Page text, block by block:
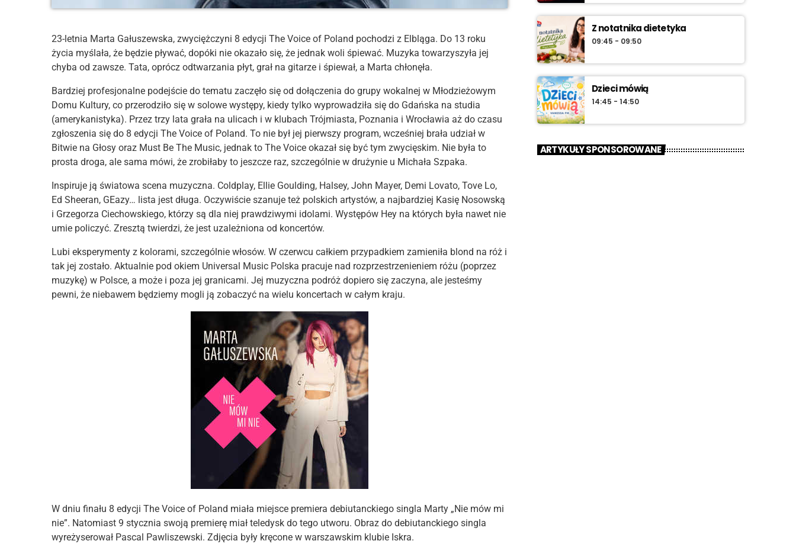
23-letnia Marta Gałuszewska, zwyciężczyni 8 edycji The Voice of Poland pochodzi z Elbląga. Do 13 roku
życia myślała, że będzie pływać, dopóki nie okazało się, że jednak woli śpiewać. Muzyka towarzyszyła jej
chyba od zawsze. Tata, oprócz odtwarzania płyt, grał na gitarze i śpiewał, a Marta chłonęła.
Bardziej profesjonalne podejście do tematu zaczęło się od dołączenia do grupy wokalnej w Młodzieżowym
Domu Kultury, co przerodziło się w solowe występy, kiedy tylko wyprowadziła się do Gdańska na studia
(amerykanistyka). Przez trzy lata grała na ulicach i w klubach Trójmiasta, Poznania i Wrocławia aż do czasu
zgłoszenia się do 8 edycji The Voice of Poland. To nie był jej pierwszy program, wcześniej brała udział w
Bitwie na Głosy oraz Must Be The Music, jednak to The Voice okazał się być tym zwycięskim. Nie była to
prosta droga, ale sama mówi, że zrobiłaby to jeszcze raz, szczególnie w drużynie u Michała Szpaka.
Inspiruje ją światowa scena muzyczna. Coldplay, Ellie Goulding, Halsey, John Mayer, Demi Lovato, Tove Lo,
Ed Sheeran, GEazy… lista jest długa. Oczywiście szanuje też polskich artystów, a najbardziej Kasię Nosowską
i Grzegorza Ciechowskiego, którzy są dla niej prawdziwymi idolami. Występów Hey na których była nawet nie
umie policzyć. Zresztą twierdzi, że jest uzależniona od koncertów.
Lubi eksperymenty z kolorami, szczególnie włosów. W czerwcu całkiem przypadkiem zamieniła blond na róż i
tak jej zostało. Aktualnie pod okiem Universal Music Polska pracuje nad rozprzestrzenieniem różu (poprzez
muzykę) w Polsce, a może i poza jej granicami. Jej muzyczna podróż dopiero się zaczyna, ale jesteśmy
pewni, że niebawem będziemy mogli ją zobaczyć na wielu koncertach w całym kraju.
W dniu finału 8 edycji The Voice of Poland miała miejsce premiera debiutanckiego singla Marty „Nie mów mi
nie”. Natomiast 9 stycznia swoją premierę miał teledysk do tego utworu. Obraz do debiutanckiego singla
wyreżyserował Pascal Pawliszewski. Zdjęcia były kręcone w warszawskim klubie Iskra.
Z notatnika dietetyka
09:45 - 09:50
Dzieci mówią
14:45 - 14:50
ARTYKUŁY SPONSOROWANE